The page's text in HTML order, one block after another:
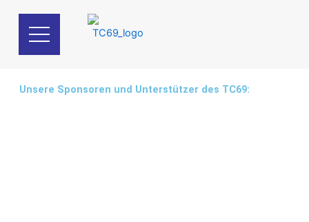
springen
Unsere Sponsoren und Unterstützer des TC69: